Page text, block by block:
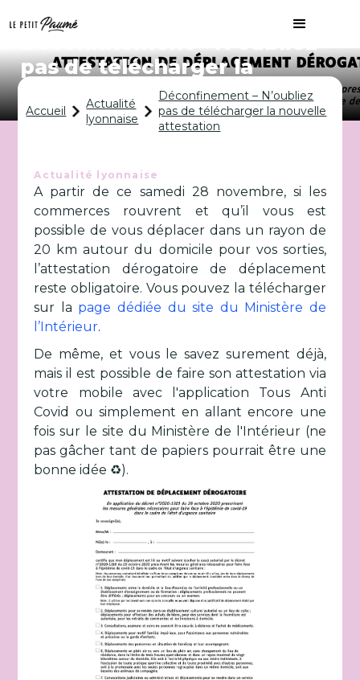
pas de télécharger la
nouvelle attestation
Accueil
Actualité
lyonnaise
Déconfinement – N’oubliez
pas de télécharger la nouvelle
attestation
Actualité lyonnaise
A partir de ce samedi 28 novembre, si les
commerces rouvrent et qu’il vous est
possible de vous déplacer dans un rayon de
20 km autour du domicile pour vos sorties,
l’attestation dérogatoire de déplacement
reste obligatoire. Vous pouvez la télécharger
sur la page dédiée du site du Ministère de
l’Intérieur.
De même, et vous le savez surement déjà,
mais il est possible de faire son attestation via
votre mobile avec l'application Tous Anti
Covid ou simplement en allant encore une
fois sur le site du Ministère de l'Intérieur (ne
pas gâcher tant de papiers pourrait être une
bonne idée ♻️).